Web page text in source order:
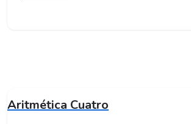
Aritmética Cuatro